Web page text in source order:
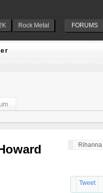
Rock Metal FORUMS
Rihanna
Tweet